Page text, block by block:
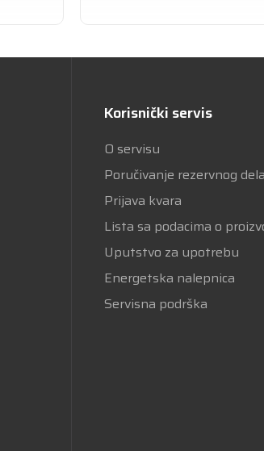
Korisnički servis
O servisu
Poručivanje rezervnog dela
Prijava kvara
Lista sa podacima o
Uputstvo za upotrebu
Energetska nalepnica
Servisna podrška